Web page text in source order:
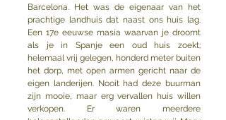
Barcelona. Het was de eigenaar van het
prachtige landhuis dat naast ons huis lag.
Een 17e eeuwse masía waarvan je droomt
als je in Spanje een oud huis zoekt;
helemaal vrij gelegen, honderd meter buiten
het dorp, met open armen gericht naar de
eigen landerijen. Nooit had deze buurman
zijn mooie, maar erg vervallen huis willen
verkopen. Er waren meerdere